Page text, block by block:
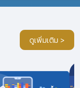
ดูเพิ่มเติม >